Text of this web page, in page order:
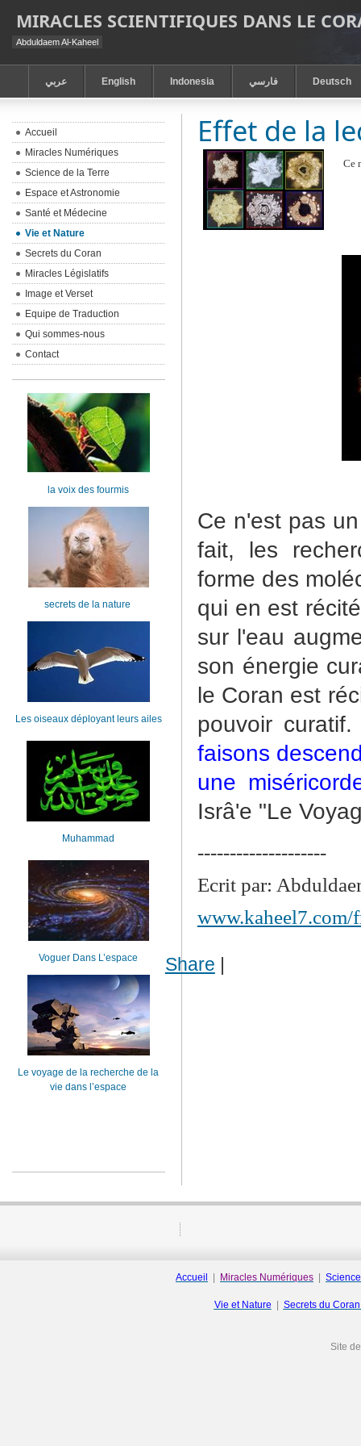
MIRACLES SCIENTIFIQUES DANS LE
Abduldaem Al-Kaheel
عربي English Indonesia فارسي Deutsch
Effet de la
Ce
Ce n'est pas
fait, les
forme des
qui en est
sur l'eau
son énergie
le Coran est
pouvoir curatif.
faisons
une
Isrâ'e "Le
--------------------
Ecrit par:
www.kaheel7.com/
Share |
Accueil
Miracles Numériques
Science de la Terre
Espace et Astronomie
Santé et Médecine
Vie et Nature
Secrets du Coran
Miracles Législatifs
Image et Verset
Equipe de Traduction
Qui sommes-nous
Contact
la voix des fourmis
secrets de la nature
Les oiseaux déployant leurs ailes
Muhammad
Voguer Dans L’espace
Le voyage de la recherche de la
vie dans l’espace
Accueil Miracles Numériques
Vie et Nature Secrets du
Site